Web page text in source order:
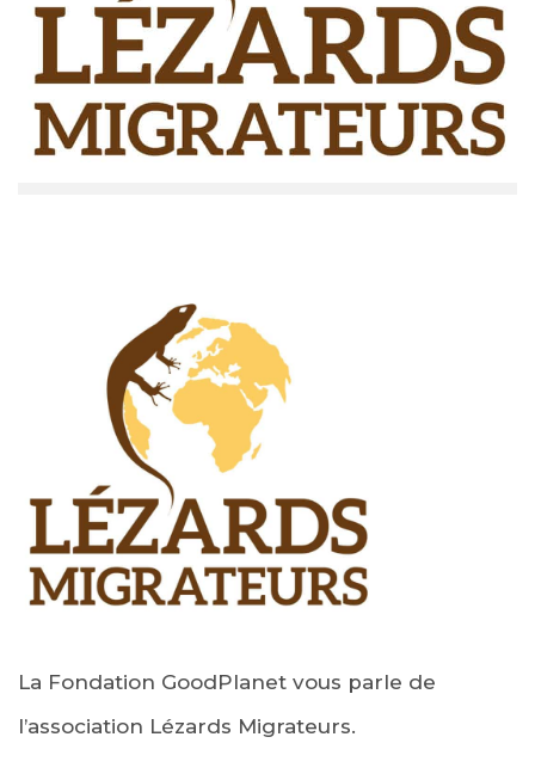
La Fondation GoodPlanet vous parle de
l’association Lézards Migrateurs.